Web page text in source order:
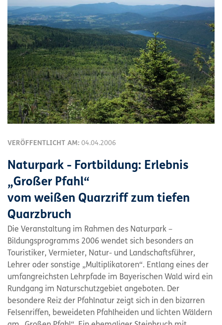
VERÖFFENTLICHT AM: 04.04.2006
Naturpark - Fortbildung: Erlebnis
„Großer Pfahl“
vom weißen Quarzriff zum tiefen
Quarzbruch
Die Veranstaltung im Rahmen des Naturpark –
Bildungsprogramms 2006 wendet sich besonders an
Touristiker, Vermieter, Natur- und Landschaftsführer,
Lehrer oder sonstige „Multiplikatoren“. Entlang eines der
umfangreichsten Lehrpfade im Bayerischen Wald wird ein
Rundgang im Naturschutzgebiet angeboten. Der
besondere Reiz der Pfahlnatur zeigt sich in den bizarren
Felsenriffen, beweideten Pfahlheiden und lichten Wäldern